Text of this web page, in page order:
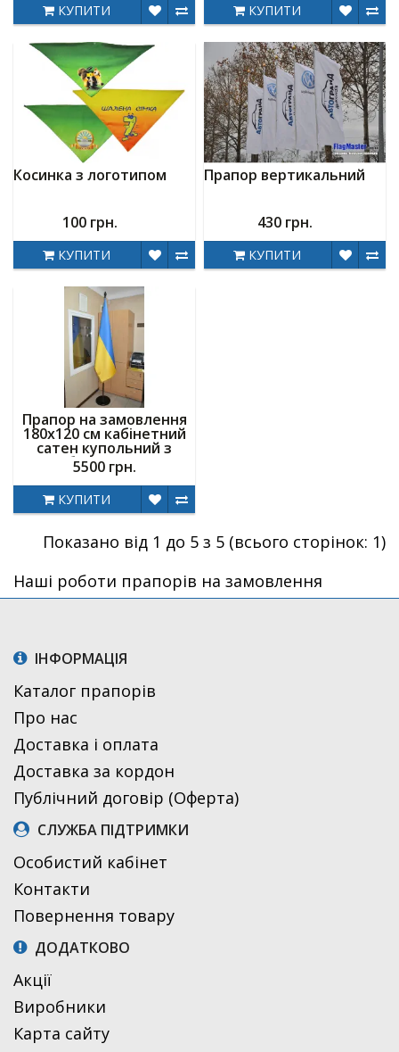
КУПИТИ КУПИТИ
Косинка з логотипом
100 грн.
КУПИТИ
Прапор вертикальний
430 грн.
КУПИТИ
Прапор на замовлення
180х120 см кабінетний
сатен купольний з
бахромою
5500 грн.
КУПИТИ
Показано від 1 до 5 з 5 (всього сторінок: 1)
Наші роботи прапорів на замовлення
ІНФОРМАЦІЯ
Каталог прапорів
Про нас
Доставка і оплата
Доставка за кордон
Публічний договір (Оферта)
СЛУЖБА ПІДТРИМКИ
Особистий кабінет
Контакти
Повернення товару
ДОДАТКОВО
Акції
Виробники
Карта сайту